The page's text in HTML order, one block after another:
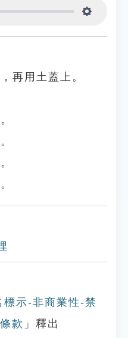
再用土蓋上。
示-非商業性-禁
款 」釋出